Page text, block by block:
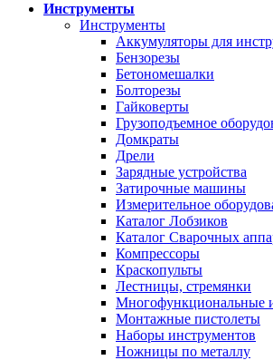
Инструменты
Инструменты
Аккумуляторы для
Бензорезы
Бетономешалки
Болторезы
Гайковерты
Грузоподъемное
Домкраты
Дрели
Зарядные устройства
Затирочные машины
Измерительное
Каталог Лобзиков
Каталог Сварочных
Компрессоры
Краскопульты
Лестницы, стремянки
Многофункциональные
Монтажные пистолеты
Наборы инструментов
Ножницы по металлу